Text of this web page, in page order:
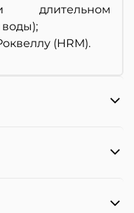
длительном
(HRM).